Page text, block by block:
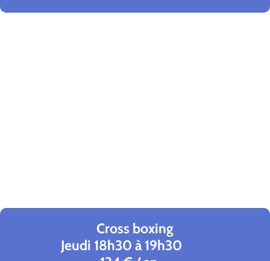
Cross boxing
Jeudi 18h30 à 19h30